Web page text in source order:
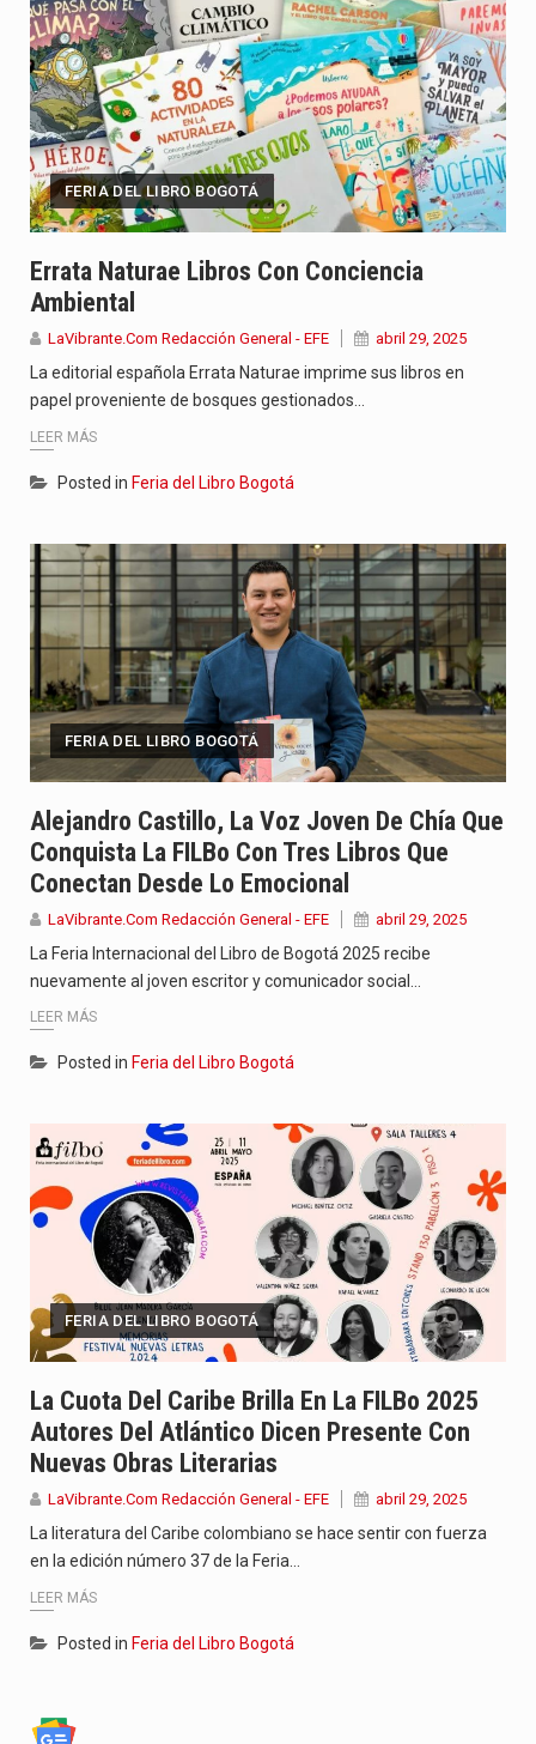
FERIA DEL LIBRO BOGOTÁ
Errata Naturae Libros Con Conciencia
Ambiental
LaVibrante.Com Redacción General - EFE abril 29, 2025
La editorial española Errata Naturae imprime sus libros en
papel proveniente de bosques gestionados…
LEER MÁS
Posted in Feria del Libro Bogotá
FERIA DEL LIBRO BOGOTÁ
Alejandro Castillo, La Voz Joven De Chía Que
Conquista La FILBo Con Tres Libros Que
Conectan Desde Lo Emocional
LaVibrante.Com Redacción General - EFE abril 29, 2025
La Feria Internacional del Libro de Bogotá 2025 recibe
nuevamente al joven escritor y comunicador social…
LEER MÁS
Posted in Feria del Libro Bogotá
FERIA DEL LIBRO BOGOTÁ
La Cuota Del Caribe Brilla En La FILBo 2025
Autores Del Atlántico Dicen Presente Con
Nuevas Obras Literarias
LaVibrante.Com Redacción General - EFE abril 29, 2025
La literatura del Caribe colombiano se hace sentir con fuerza
en la edición número 37 de la Feria…
LEER MÁS
Posted in Feria del Libro Bogotá